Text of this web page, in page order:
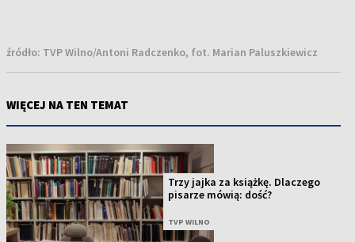
źródło: TVP Wilno/Antoni Radczenko, fot. Marian Paluszkiewicz
WIĘCEJ NA TEN TEMAT
Trzy jajka za książkę. Dlaczego
pisarze mówią: dość?
TVP WILNO